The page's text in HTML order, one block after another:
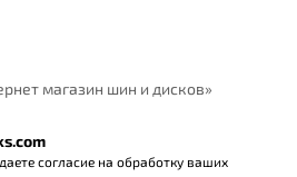
магазин шин и дисков»
согласие на обработку ваших